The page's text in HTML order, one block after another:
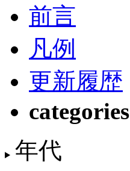
前言
凡例
更新履歴
categories
年代